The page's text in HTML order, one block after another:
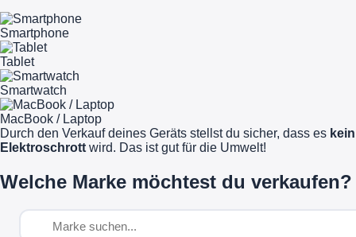
Smartphone
Tablet
Smartwatch
MacBook / Laptop
Durch den Verkauf deines Geräts stellst du sicher, dass es kein
Elektroschrott wird. Das ist gut für die Umwelt!
Welche Marke möchtest du verkaufen?